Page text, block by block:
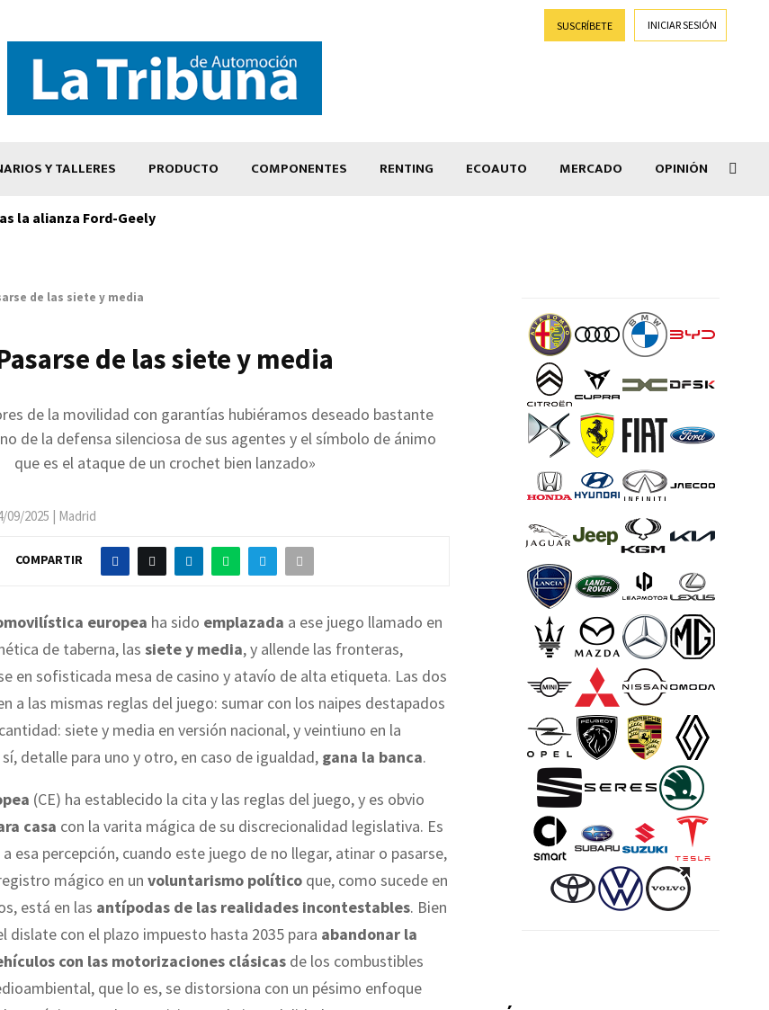
SUSCRÍBETE INICIAR SESIÓN
Y TALLERES PRODUCTO COMPONENTES RENTING ECOAUTO MERCADO OPINIÓN
la alianza Ford-Geely
de las siete y media
de las siete y media
de la movilidad con garantías hubiéramos deseado bastante
de la defensa silenciosa de sus agentes y el símbolo de ánimo
que es el ataque de un crochet bien lanzado»
09/2025 | Madrid
COMPARTIR
europea ha sido emplazada a ese juego llamado en
de taberna, las siete y media, y allende las fronteras,
en sofisticada mesa de casino y atavío de alta etiqueta. Las dos
a las mismas reglas del juego: sumar con los naipes destapados
siete y media en versión nacional, y veintiuno en la
detalle para uno y otro, en caso de igualdad, gana la banca.
(CE) ha establecido la cita y las reglas del juego, y es obvio
casa con la varita mágica de su discrecionalidad legislativa. Es
esa percepción, cuando este juego de no llegar, atinar o pasarse,
mágico en un voluntarismo político que, como sucede en
está en las antípodas de las realidades incontestables. Bien
dislate con el plazo impuesto hasta 2035 para abandonar la
con las motorizaciones clásicas de los combustibles
que lo es, se distorsiona con un pésimo enfoque